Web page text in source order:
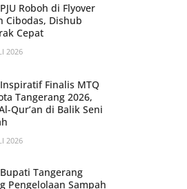
Roboh di Flyover
Cibodas, Dishub
Cepat
2026
Finalis MTQ
Tangerang 2026,
Qur’an di Balik Seni
2026
Tangerang
Pengelolaan Sampah